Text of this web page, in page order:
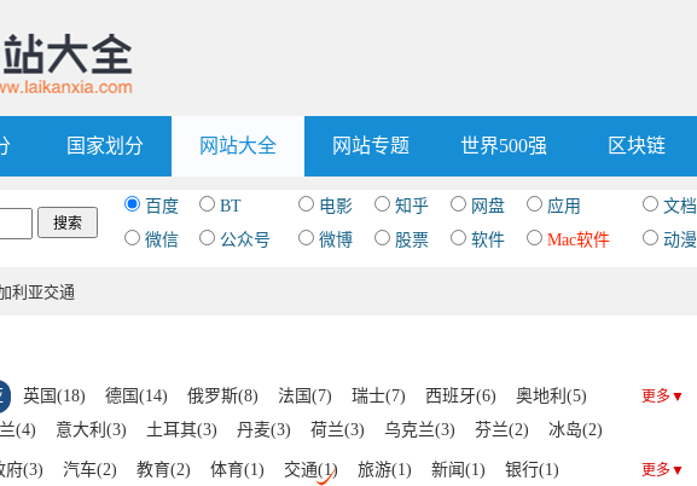
国家划分 网站大全 网站专题 世界500强 区块链
百度 BT 电影 知乎 网盘 应用 文档
微信
公众号 微博 股票 软件 Mac软件 动漫
利亚交通
英国(18) 德国(14) 俄罗斯(8) 法国(7) 瑞士(7) 西班牙(6)
奥地利(5)
(4) 意大利(3) 土耳其(3) 丹麦(3) 荷兰(3) 乌克兰(3) 芬兰(2)
冰岛(2)
亚(1) 塞浦路斯(1) 罗马尼亚(1) 马耳他(1) 斯洛文尼亚(1)
拉脱维亚(1)
更多▼
府(3) 汽车(2) 教育(2) 体育(1) 交通(1) 旅游(1) 新闻(1)
银行(1)
更多▼